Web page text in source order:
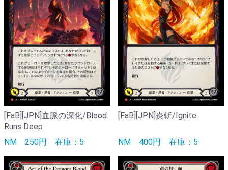
[FaB][JPN]血脈の深化/Blood
Runs Deep
NM 250円 在庫：5
[FaB][JPN]炎斬/Ignite
NM 400円 在庫：5